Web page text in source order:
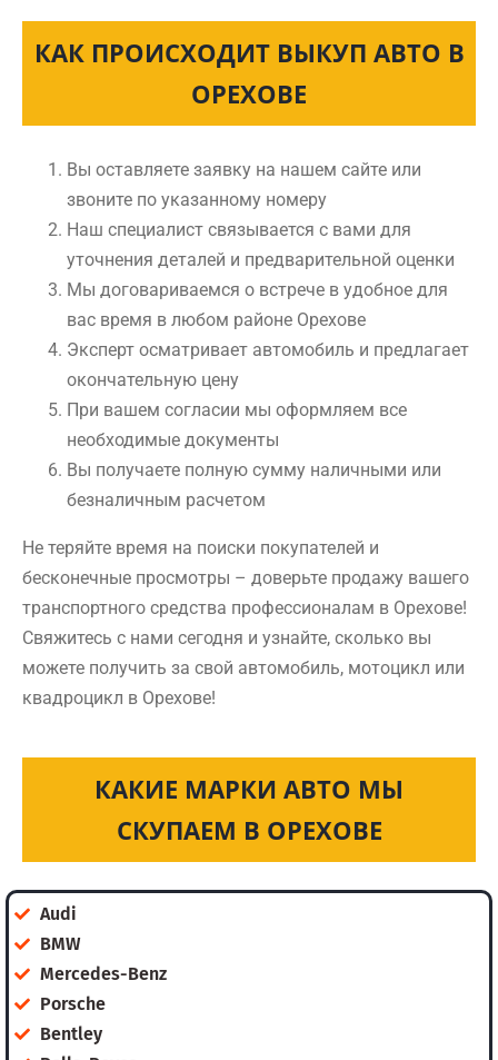
КАК ПРОИСХОДИТ ВЫКУП АВТО В
ОРЕХОВЕ
Вы оставляете заявку на нашем сайте или
звоните по указанному номеру
Наш специалист связывается с вами для
уточнения деталей и предварительной оценки
Мы договариваемся о встрече в удобное для
вас время в любом районе Орехове
Эксперт осматривает автомобиль и предлагает
окончательную цену
При вашем согласии мы оформляем все
необходимые документы
Вы получаете полную сумму наличными или
безналичным расчетом
Не теряйте время на поиски покупателей и
бесконечные просмотры – доверьте продажу вашего
транспортного средства профессионалам в Орехове!
Свяжитесь с нами сегодня и узнайте, сколько вы
можете получить за свой автомобиль, мотоцикл или
квадроцикл в Орехове!
КАКИЕ МАРКИ АВТО МЫ
СКУПАЕМ В ОРЕХОВЕ
Audi
BMW
Mercedes-Benz
Porsche
Bentley